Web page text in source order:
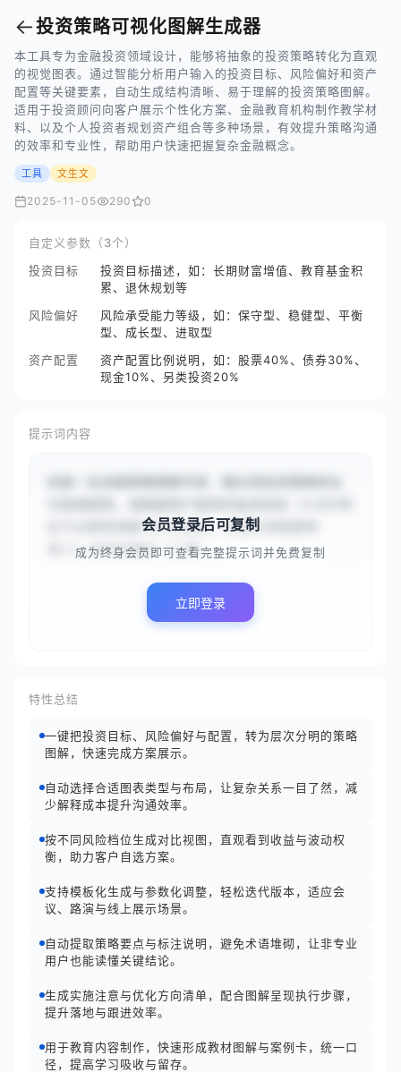
←投资策略可视化图解生成器
本工具专为金融投资领域设计，能够将抽象的投资策略转化为直观
的视觉图表。通过智能分析用户输入的投资目标、风险偏好和资产
配置等关键要素，自动生成结构清晰、易于理解的投资策略图解。
适用于投资顾问向客户展示个性化方案、金融教育机构制作教学材
料、以及个人投资者规划资产组合等多种场景，有效提升策略沟通
的效率和专业性，帮助用户快速把握复杂金融概念。
工具 文生文
2025-11-05 290 0
自定义参数（3个）
投资目标
投资目标描述，如：长期财富增值、教育基金积
累、退休规划等
风险偏好
风险承受能力等级，如：保守型、稳健型、平衡
型、成长型、进取型
资产配置
资产配置比例说明，如：股票40%、债券30%、
现金10%、另类投资20%
提示词内容
后子女教育储备50万元资金，希望实现稳健增
值}}）和风险偏好（{{稳...
会员登录后可复制
成为终身会员即可查看完整提示词并免费复制
立即登录
特性总结
一键把投资目标、风险偏好与配置，转为层次分明的策略
图解，快速完成方案展示。
自动选择合适图表类型与布局，让复杂关系一目了然，减
少解释成本提升沟通效率。
按不同风险档位生成对比视图，直观看到收益与波动权
衡，助力客户自选方案。
支持模板化生成与参数化调整，轻松迭代版本，适应会
议、路演与线上展示场景。
自动提取策略要点与标注说明，避免术语堆砌，让非专业
用户也能读懂关键结论。
生成实施注意与优化方向清单，配合图解呈现执行步骤，
提升落地与跟进效率。
用于教育内容制作，快速形成教材图解与案例卡，统一口
径，提高学习吸收与留存。